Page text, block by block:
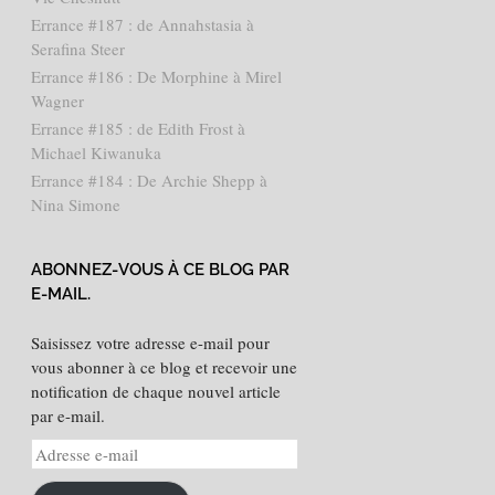
Errance #187 : de Annahstasia à
Serafina Steer
Errance #186 : De Morphine à Mirel
Wagner
Errance #185 : de Edith Frost à
Michael Kiwanuka
Errance #184 : De Archie Shepp à
Nina Simone
ABONNEZ-VOUS À CE BLOG PAR
E-MAIL.
Saisissez votre adresse e-mail pour
vous abonner à ce blog et recevoir une
notification de chaque nouvel article
par e-mail.
Adresse
e-